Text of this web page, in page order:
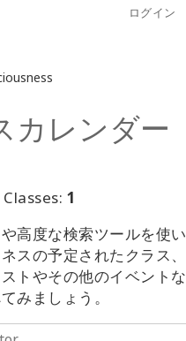
ログイン
カレンダー
1
高度な検索ツールを使
スの予定されたクラス、
トやその他のイベント
みましょう。